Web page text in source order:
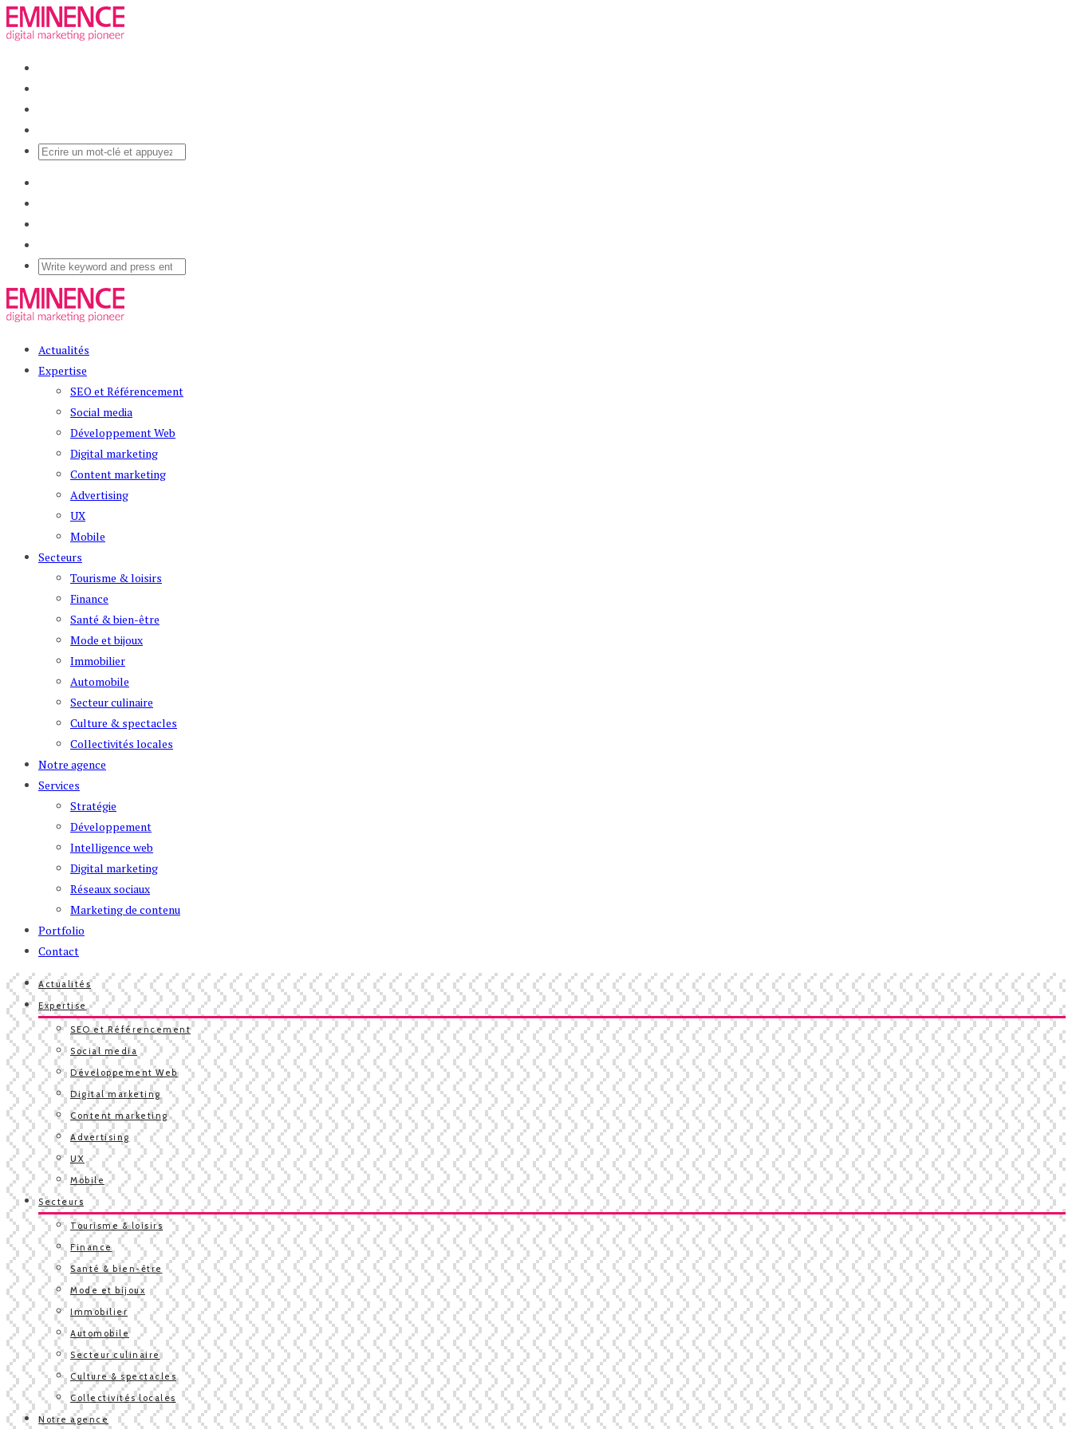
Actualités
Expertise
SEO et Référencement
Social media
Développement Web
Digital marketing
Content marketing
Advertising
UX
Mobile
Secteurs
Tourisme & loisirs
Finance
Santé & bien-être
Mode et bijoux
Immobilier
Automobile
Secteur culinaire
Culture & spectacles
Collectivités locales
Notre agence
Services
Stratégie
Développement
Intelligence web
Digital marketing
Réseaux sociaux
Marketing de contenu
Portfolio
Contact
Actualités
Expertise
SEO et Référencement
Social media
Développement Web
Digital marketing
Content marketing
Advertising
UX
Mobile
Secteurs
Tourisme & loisirs
Finance
Santé & bien-être
Mode et bijoux
Immobilier
Automobile
Secteur culinaire
Culture & spectacles
Collectivités locales
Notre agence